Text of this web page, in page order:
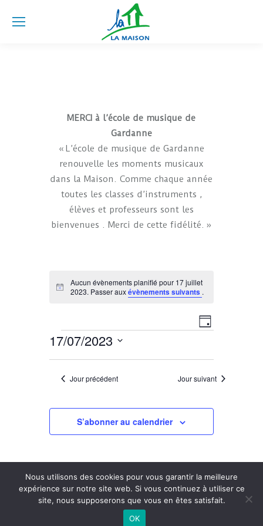
MERCI à l’école de musique de
Gardanne
« L’école de musique de Gardanne
renouvelle les moments musicaux
dans la Maison. Comme chaque année
toutes les classes d’instruments ,
élèves et professeurs sont les
bienvenues . Merci de cette fidélité. »
Notice
Aucun évènements planifié pour 17 juillet
2023. Passer auxévènements suivants .
Navigation
vues
Évènement
Jour
Évènements
17/07/2023
Sélectionnez
Jour précédent Jour suivant
S’abonner au calendrier
Copyright 2023 La Maison
-Mentions légales
Nous utilisons des cookies pour vous garantir la meilleure
expérience sur notre site web. Si vous continuez à utiliser ce
site, nous supposerons que vous en êtes satisfait.
OK